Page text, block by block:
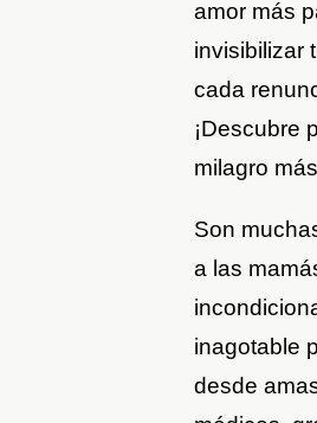
amor más
invisibilizar
cada
¡Descubre
milagro
Son
a las
inagotable
desde